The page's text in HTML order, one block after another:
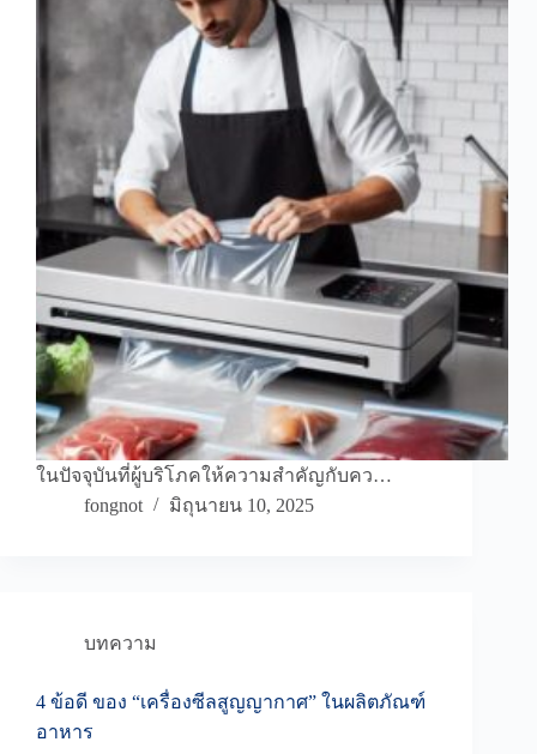
ในปัจจุบันที่ผู้บริโภคให้ความสำคัญกับคว…
fongnot
มิถุนายน 10, 2025
บทความ
4 ข้อดี ของ “เครื่องซีลสูญญากาศ” ในผลิตภัณฑ์
อาหาร